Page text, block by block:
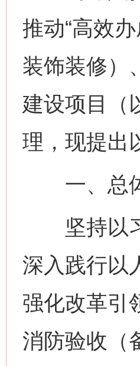
推动“高效
装饰装修）
建设项目（
理，现提出
一、总
坚持以习
深入践行以
强化改革引
消防验收（